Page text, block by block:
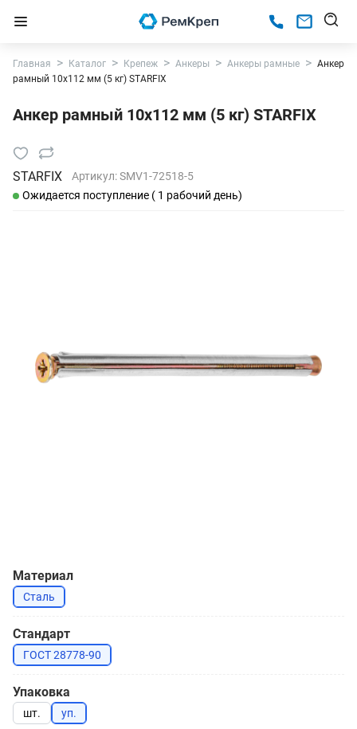
Главная Каталог Крепеж Анкеры Анкеры рамные
Анкер
рамный 10х112 мм (5 кг) STARFIX
Анкер рамный 10х112 мм (5 кг) STARFIX
STARFIX Артикул:SMV1-72518-5
Ожидается поступление ( 1 рабочий день)
Материал
Сталь
Стандарт
ГОСТ 28778-90
Упаковка
шт. уп.